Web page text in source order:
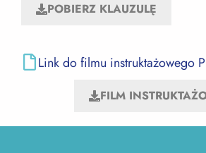
POBIERZ KLAUZULĘ
Link do filmu instruktażowego
FILM